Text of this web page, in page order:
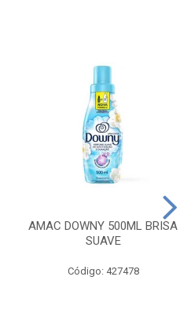
AMAC DOWNY 500ML BRISA
SUAVE
Código: 427478